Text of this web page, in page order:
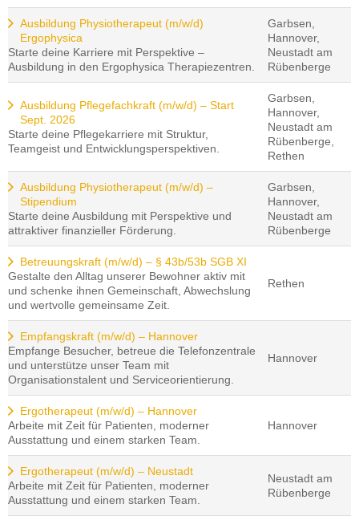
Ausbildung Physiotherapeut (m/w/d)
Ergophysica
Starte deine Karriere mit Perspektive –
Ausbildung in den Ergophysica Therapiezentren.
Garbsen,
Hannover,
Neustadt am
Rübenberge
Ausbildung Pflegefachkraft (m/w/d) – Start
Sept. 2026
Starte deine Pflegekarriere mit Struktur,
Teamgeist und Entwicklungsperspektiven.
Garbsen,
Hannover,
Neustadt am
Rübenberge,
Rethen
Ausbildung Physiotherapeut (m/w/d) –
Stipendium
Starte deine Ausbildung mit Perspektive und
attraktiver finanzieller Förderung.
Garbsen,
Hannover,
Neustadt am
Rübenberge
Betreuungskraft (m/w/d) – § 43b/53b SGB XI
Gestalte den Alltag unserer Bewohner aktiv mit
und schenke ihnen Gemeinschaft, Abwechslung
und wertvolle gemeinsame Zeit.
Rethen
Empfangskraft (m/w/d) – Hannover
Empfange Besucher, betreue die Telefonzentrale
und unterstütze unser Team mit
Organisationstalent und Serviceorientierung.
Hannover
Ergotherapeut (m/w/d) – Hannover
Arbeite mit Zeit für Patienten, moderner
Ausstattung und einem starken Team.
Hannover
Ergotherapeut (m/w/d) – Neustadt
Arbeite mit Zeit für Patienten, moderner
Ausstattung und einem starken Team.
Neustadt am
Rübenberge